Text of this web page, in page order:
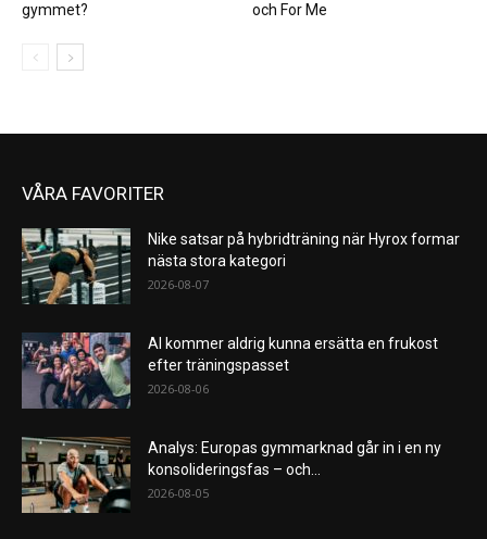
gymmet?
och For Me
VÅRA FAVORITER
Nike satsar på hybridträning när Hyrox formar
nästa stora kategori
2026-08-07
AI kommer aldrig kunna ersätta en frukost
efter träningspasset
2026-08-06
Analys: Europas gymmarknad går in i en ny
konsolideringsfas – och...
2026-08-05